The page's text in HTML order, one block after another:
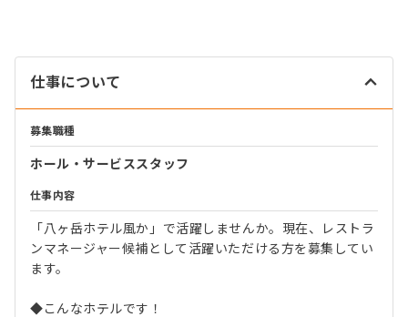
仕事について
募集職種
ホール・サービススタッフ
仕事内容
「八ヶ岳ホテル風か」で活躍しませんか。現在、レストラ
ンマネージャー候補として活躍いただける方を募集してい
ます。
◆こんなホテルです！